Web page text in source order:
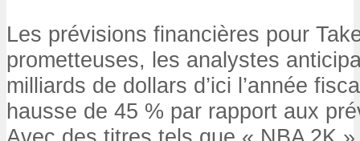
Les prévisions financières pour
prometteuses, les analystes
milliards de dollars d’ici l’année
hausse de 45 % par rapport aux